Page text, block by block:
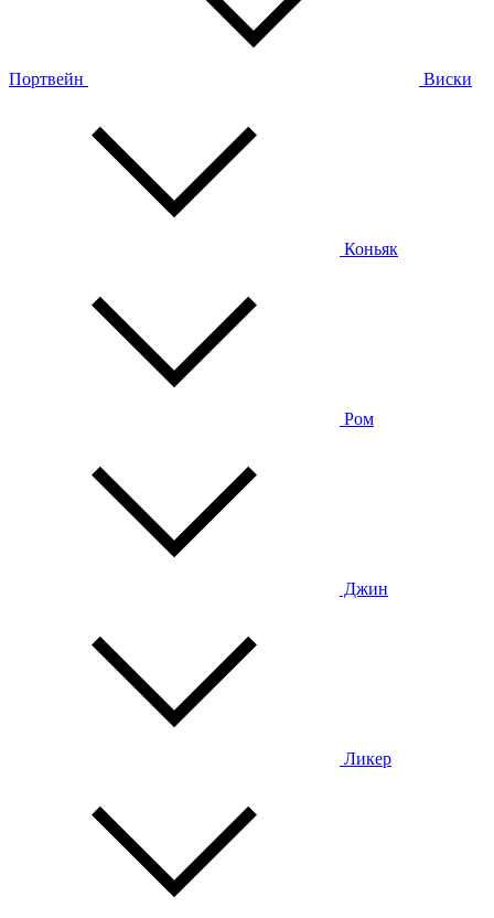
Портвейн Виски
Коньяк
Ром
Джин
Ликер